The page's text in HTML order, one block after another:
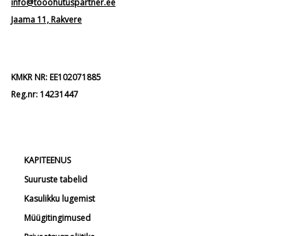
Jaama 11, Rakvere
KMKR NR: EE102071885
Reg.nr: 14231447
KAPITEENUS
Suuruste tabelid
Kasulikku lugemist
Müügitingimused